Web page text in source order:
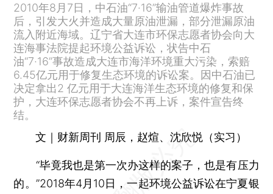
2010年8月7日，中石油“7·16”输油管道爆炸事故
后，引发大火并造成大量原油泄漏，部分泄漏原油
流入附近海域。辽宁省大连市环保志愿者协会向大
连海事法院提起环境公益诉讼，状告中石
油“7·16”事故造成大连市海洋环境重大污染，索赔
6.45亿元用于修复生态环境的诉讼案。因中石油已
决定拿出2 亿元用于大连海洋生态环境的修复和保
护，大连环保志愿者协会不再上诉，案件宣告终
结。
文｜财新周刊 周辰，赵煊、沈欣悦（实习）
“毕竟我也是第一次办这样的案子，也是有压力
的。”2018年4月10日，一起环境公益诉讼在宁夏银